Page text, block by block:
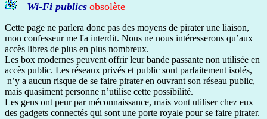
Wi-Fi publics obsolète
Cette page ne parlera donc pas des moyens de pirater une liaison,
mon confesseur me l'a interdit. Nous ne nous intéresserons qu’aux
accès libres de plus en plus nombreux.
Les box modernes peuvent offrir leur bande passante non utilisée en
accès public. Les réseaux privés et public sont parfaitement isolés,
n’y a aucun risque de se faire pirater en ouvrant son réseau public,
mais quasiment personne n’utilise cette possibilité.
Les gens ont peur par méconnaissance, mais vont utiliser chez eux
des gadgets connectés qui sont une porte royale pour se faire pirater.